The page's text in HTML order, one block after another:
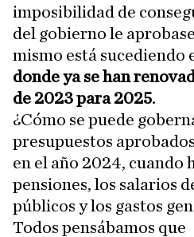
imposibilidad de
del gobierno le
mismo está sucediendo
donde ya se han
de 2023 para 2025.
¿Cómo se puede
presupuestos
en el año 2024, cuando
pensiones, los salarios
públicos y los gastos
Todos pensábamos que